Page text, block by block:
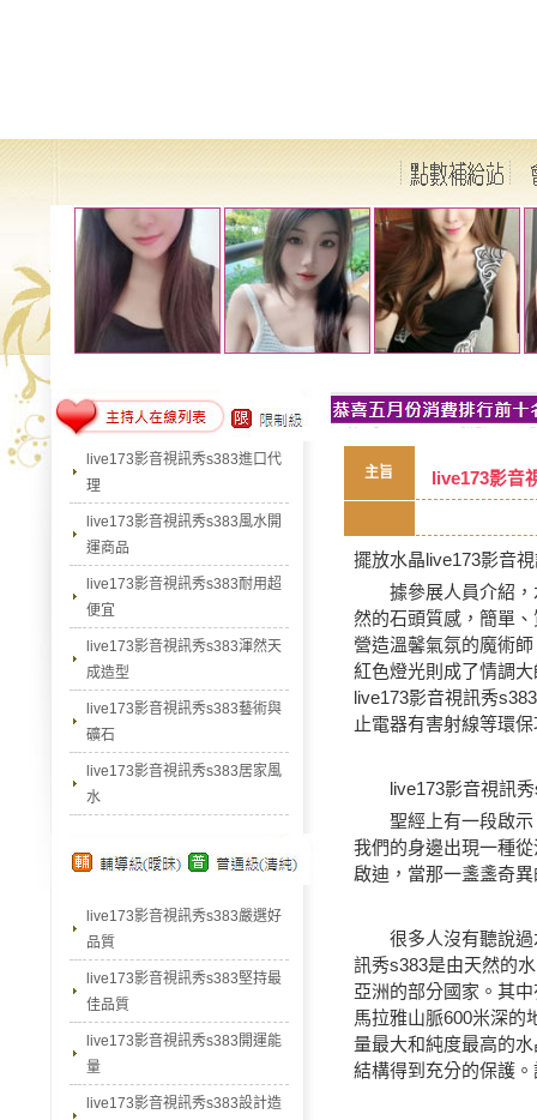
live173影音視訊秀s383進口代
理
live173影音視訊秀s383風水開
運商品
live173影音視訊秀s383耐用超
便宜
live173影音視訊秀s383渾然天
成造型
live173影音視訊秀s383藝術與
礦石
live173影音視訊秀s383居家風
水
live173影音視訊秀s383嚴選好
品質
live173影音視訊秀s383堅持最
佳品質
live173影音視訊秀s383開運能
量
live173影音視訊秀s383設計造
主旨 live173影音
擺放水晶live173影音
據參展人員介紹，
然的石頭質感，簡單
營造溫馨氣氛的魔術
紅色燈光則成了情調
live173影音視訊秀
止電器有害射線等環
live173影音視訊
聖經上有一段啟示
我們的身邊出現一種
啟迪，當那一盞盞奇
很多人沒有聽說過
訊秀s383是由天然的
亞洲的部分國家。其
馬拉雅山脈600米深的
量最大和純度最高的
結構得到充分的保護